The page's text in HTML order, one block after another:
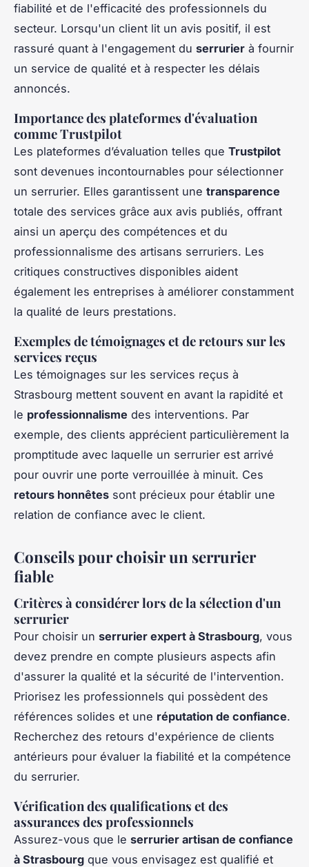
fiabilité et de l'efficacité des professionnels du
secteur. Lorsqu'un client lit un avis positif, il est
rassuré quant à l'engagement du serrurier à fournir
un service de qualité et à respecter les délais
annoncés.
Importance des plateformes d'évaluation
comme Trustpilot
Les plateformes d’évaluation telles que Trustpilot
sont devenues incontournables pour sélectionner
un serrurier. Elles garantissent une transparence
totale des services grâce aux avis publiés, offrant
ainsi un aperçu des compétences et du
professionnalisme des artisans serruriers. Les
critiques constructives disponibles aident
également les entreprises à améliorer constamment
la qualité de leurs prestations.
Exemples de témoignages et de retours sur les
services reçus
Les témoignages sur les services reçus à
Strasbourg mettent souvent en avant la rapidité et
le professionnalisme des interventions. Par
exemple, des clients apprécient particulièrement la
promptitude avec laquelle un serrurier est arrivé
pour ouvrir une porte verrouillée à minuit. Ces
retours honnêtes sont précieux pour établir une
relation de confiance avec le client.
Conseils pour choisir un serrurier
fiable
Critères à considérer lors de la sélection d'un
serrurier
Pour choisir un serrurier expert à Strasbourg, vous
devez prendre en compte plusieurs aspects afin
d'assurer la qualité et la sécurité de l'intervention.
Priorisez les professionnels qui possèdent des
références solides et une réputation de confiance.
Recherchez des retours d'expérience de clients
antérieurs pour évaluer la fiabilité et la compétence
du serrurier.
Vérification des qualifications et des
assurances des professionnels
Assurez-vous que le serrurier artisan de confiance
à Strasbourg que vous envisagez est qualifié et